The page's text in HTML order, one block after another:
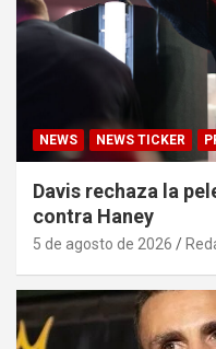
NEWS NEWS TICKER
Davis rechaza la
contra Haney
5 de agosto de 2026